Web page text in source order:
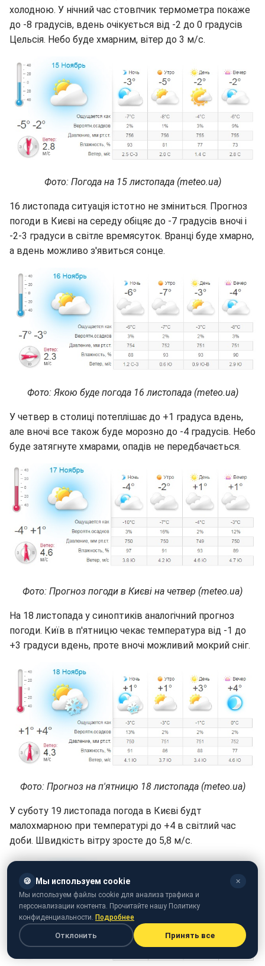
холодною. У нічний час стовпчик термометра покаже
до -8 градусів, вдень очікується від -2 до 0 градусів
Цельсія. Небо буде хмарним, вітер до 3 м/с.
Фото: Погода на 15 листопада (meteo.ua)
16 листопада ситуація істотно не зміниться. Прогноз
погоди в Києві на середу обіцяє до -7 градусів вночі і
-2-3 градуси в світле времясуток. Вранці буде хмарно,
а вдень можливо з'явиться сонце.
Фото: Якою буде погода 16 листопада (meteo.ua)
У четвер в столиці потеплішає до +1 градуса вдень,
але вночі все також буде морозно до -4 градусів. Небо
буде затягнуте хмарами, опадів не передбачається.
Фото: Прогноз погоди в Києві на четвер (meteo.ua)
На 18 листопада у синоптиків аналогічний прогноз
погоди. Київ в п'ятницю чекає температура від -1 до
+3 градуси вдень, проте вночі можливий мокрий сніг.
Фото: Прогноз на п'ятницю 18 листопада (meteo.ua)
У суботу 19 листопада погода в Києві будт
малохмарною при температурі до +4 в світлий час
доби. Швидкість вітру зросте до 5,8 м/с.
🍪 Мы используем cookie ✕
Мы используем файлы cookie для анализа трафика и
персонализации контента. Прочитайте нашу Политику
конфиденциальности. Подробнее
Отклонить Принять все